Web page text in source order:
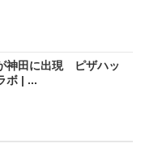
神田に出現 ピザハッ
ボ | ...